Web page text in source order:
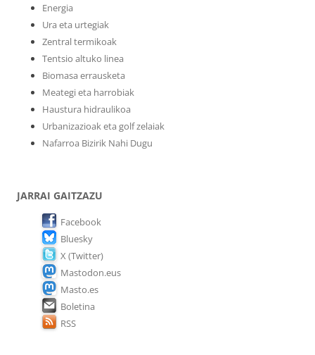
Energia
Ura eta urtegiak
Zentral termikoak
Tentsio altuko linea
Biomasa errausketa
Meategi eta harrobiak
Haustura hidraulikoa
Urbanizazioak eta golf zelaiak
Nafarroa Bizirik Nahi Dugu
JARRAI GAITZAZU
Facebook
Bluesky
X (Twitter)
Mastodon.eus
Masto.es
Boletina
RSS